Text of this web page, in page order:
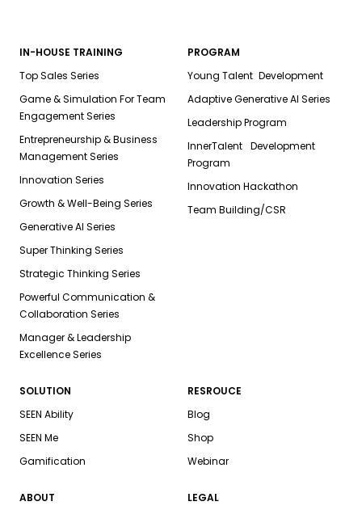
IN-HOUSE TRAINING
Top Sales Series
Game & Simulation For Team
Engagement Series
Entrepreneurship & Business
Management Series
Innovation Series
Growth & Well-Being Series
Generative AI Series
Super Thinking Series
Strategic Thinking Series
Powerful Communication &
Collaboration Series
Manager & Leadership
Excellence Series
PROGRAM
Young Talent Development
Adaptive Generative AI Series
Leadership Program
InnerTalent Development
Program
Innovation Hackathon
Team Building/CSR
SOLUTION
SEEN Ability
SEEN Me
Gamification
RESROUCE
Blog
Shop
Webinar
ABOUT LEGAL